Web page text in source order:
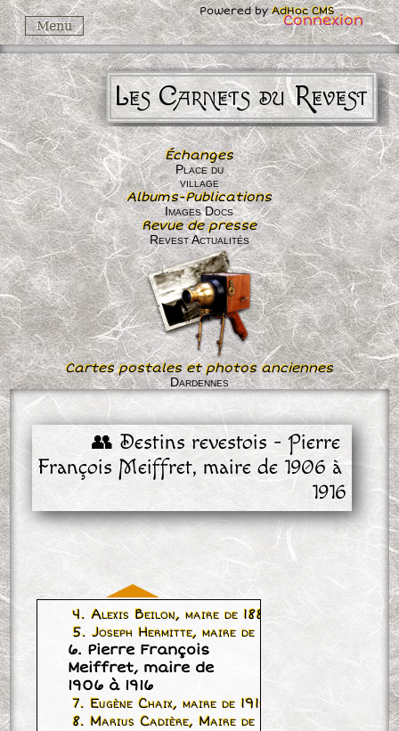
Menu
Les Carnets du Revest
Connexion
Place du
village
Échanges
Images Docs
Albums-Publications
Revest Actualités
Revue de presse
Dardennes
Cartes postales et photos anciennes
👥 Destins revestois - Pierre
François Meiffret, maire de 1906 à
1916
4. Alexis Beilon, maire de 1883 à 1904
5. Joseph Hermitte, maire de 1904 à 1906
6. Pierre François
Meiffret, maire de
1906 à 1916
7. Eugène Chaix, maire de 1916 à 1925
8. Marius Cadière, Maire de 1926 à 1935
Powered byAdHoc CMS